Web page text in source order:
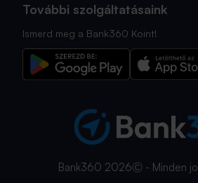
További szolgáltatásaink
Ismerd meg a Bank360 Koint!
Bank360 2026Ⓒ - Minden